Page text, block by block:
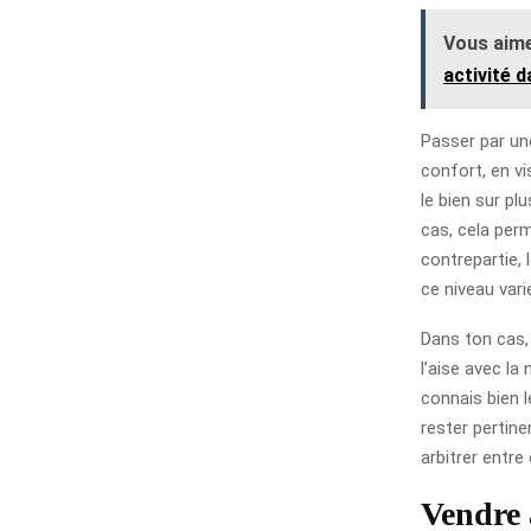
Vous
activité
Passer par
confort, en
le bien sur
cas, cela
contrepartie,
ce niveau
Dans ton
l’aise avec
connais bien
rester
arbitrer entre
Vendre